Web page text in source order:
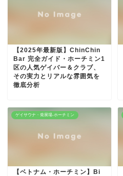
【2025年最新版】ChinChin
Bar 完全ガイド・ホーチミン1
区の人気ゲイバー＆クラブ、
その実力とリアルな雰囲気を
徹底分析
ゲイサウナ・発展場-ホーチミン
【ベトナム・ホーチミン】Bi